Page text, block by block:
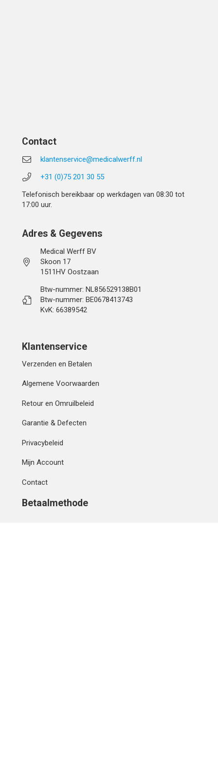
Contact
klantenservice@medicalwerff.nl
+31 (0)75 201 30 55
Telefonisch bereikbaar op werkdagen van 08:30 tot
17:00 uur.
Adres & Gegevens
Medical Werff BV
Skoon 17
1511HV Oostzaan
Btw-nummer: NL856529138B01
Btw-nummer: BE0678413743
KvK: 66389542
Klantenservice
Verzenden en Betalen
Algemene Voorwaarden
Retour en Omruilbeleid
Garantie & Defecten
Privacybeleid
Mijn Account
Contact
Betaalmethode